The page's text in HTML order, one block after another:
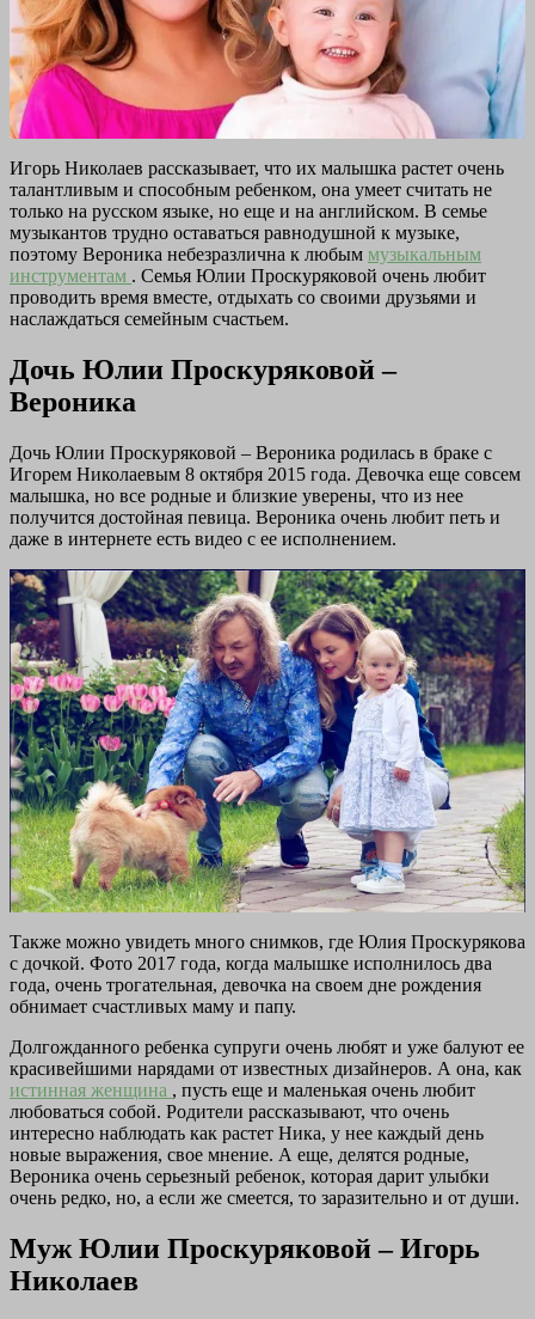
Игорь Николаев рассказывает, что их малышка растет очень
талантливым и способным ребенком, она умеет считать не
только на русском языке, но еще и на английском. В семье
музыкантов трудно оставаться равнодушной к музыке,
поэтому Вероника небезразлична к любым музыкальным
инструментам . Семья Юлии Проскуряковой очень любит
проводить время вместе, отдыхать со своими друзьями и
наслаждаться семейным счастьем.
Дочь Юлии Проскуряковой –
Вероника
Дочь Юлии Проскуряковой – Вероника родилась в браке с
Игорем Николаевым 8 октября 2015 года. Девочка еще совсем
малышка, но все родные и близкие уверены, что из нее
получится достойная певица. Вероника очень любит петь и
даже в интернете есть видео с ее исполнением.
Также можно увидеть много снимков, где Юлия Проскурякова
с дочкой. Фото 2017 года, когда малышке исполнилось два
года, очень трогательная, девочка на своем дне рождения
обнимает счастливых маму и папу.
Долгожданного ребенка супруги очень любят и уже балуют ее
красивейшими нарядами от известных дизайнеров. А она, как
истинная женщина , пусть еще и маленькая очень любит
любоваться собой. Родители рассказывают, что очень
интересно наблюдать как растет Ника, у нее каждый день
новые выражения, свое мнение. А еще, делятся родные,
Вероника очень серьезный ребенок, которая дарит улыбки
очень редко, но, а если же смеется, то заразительно и от души.
Муж Юлии Проскуряковой – Игорь
Николаев